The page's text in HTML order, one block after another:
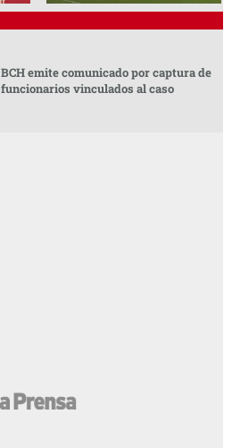
BCH emite comunicado por captura de
funcionarios vinculados al caso